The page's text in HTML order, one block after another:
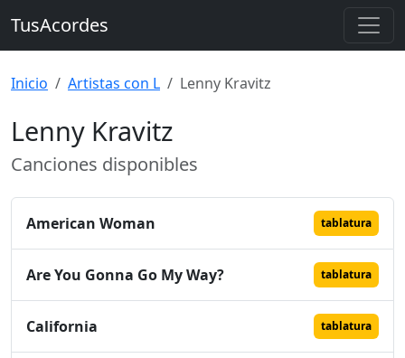
TusAcordes
Inicio Artistas con L Lenny Kravitz
Lenny Kravitz
Canciones disponibles
American Woman tablatura
Are You Gonna Go My Way? tablatura
California tablatura